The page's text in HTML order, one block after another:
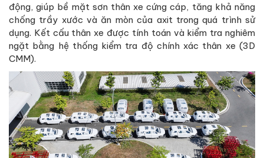
động, giúp bề mặt sơn thân xe cứng cáp, tăng khả năng
chống trầy xước và ăn mòn của axit trong quá trình sử
dụng. Kết cấu thân xe được tính toán và kiểm tra nghiêm
ngặt bằng hệ thống kiểm tra độ chính xác thân xe (3D
CMM).